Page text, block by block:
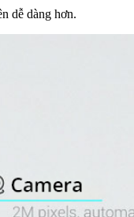
dễ dàng hơn.